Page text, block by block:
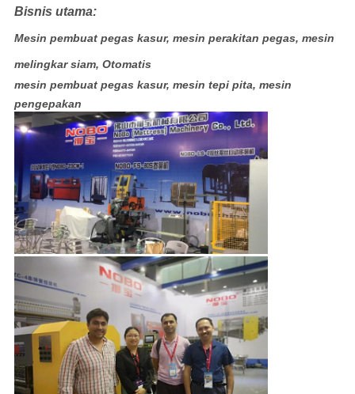
Bisnis utama:
Mesin pembuat pegas kasur, mesin perakitan pegas, mesin
melingkar siam, Otomatis
mesin pembuat pegas kasur, mesin tepi pita, mesin
pengepakan